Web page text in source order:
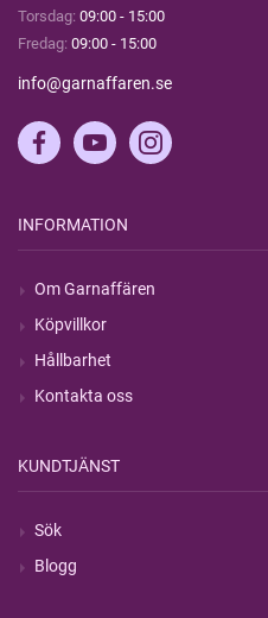
Torsdag: 09:00 - 15:00
Fredag: 09:00 - 15:00
info@garnaffaren.se
INFORMATION
Om Garnaffären
Köpvillkor
Hållbarhet
Kontakta oss
KUNDTJÄNST
Sök
Blogg